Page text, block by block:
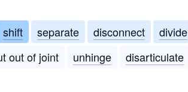
shift separate disconnect divide
out of joint unhinge disarticulate